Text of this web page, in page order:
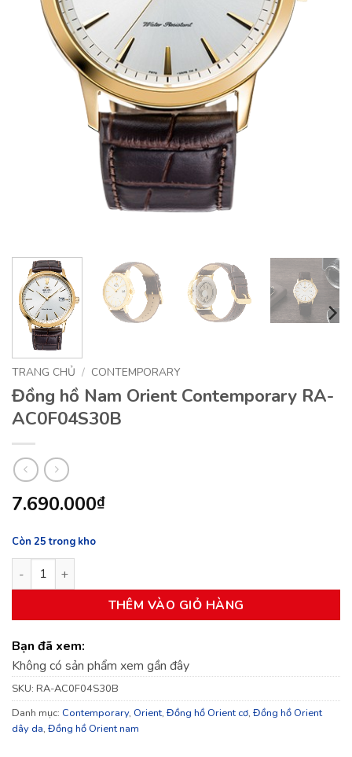
TRANG CHỦ / CONTEMPORARY
Đồng hồ Nam Orient Contemporary RA-
AC0F04S30B
7.690.000₫
Còn 25 trong kho
Đồng hồ Nam Orient Contemporary RA-AC0F04S30B số lượng
THÊM VÀO GIỎ HÀNG
Bạn đã xem:
Không có sản phẩm xem gần đây
SKU: RA-AC0F04S30B
Danh mục: Contemporary, Orient, Đồng hồ Orient cơ, Đồng hồ Orient
dây da, Đồng hồ Orient nam